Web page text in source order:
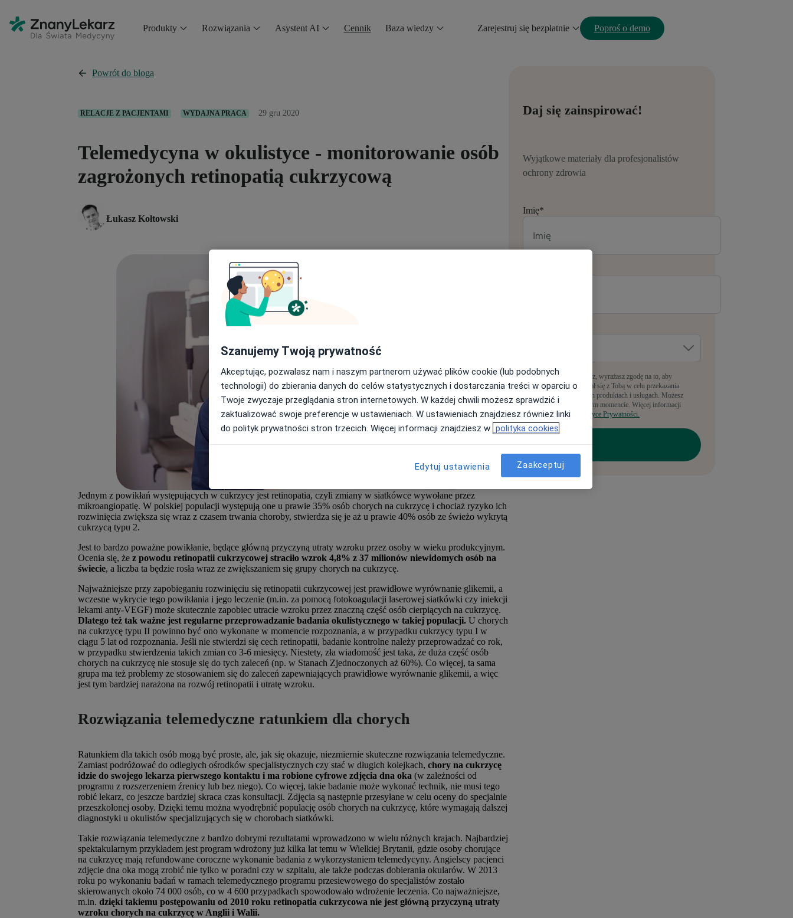
Produkty Rozwiązania Asystent AI Cennik Baza wiedzy Zarejestruj się bezpłatnie Poproś o demo
Powrót do bloga
RELACJE Z PACJENTAMI WYDAJNA PRACA 29 gru 2020
Telemedycyna w okulistyce - monitorowanie osób
zagrożonych retinopatią cukrzycową
Łukasz Kołtowski
Jednym z powikłań występujących w cukrzycy jest retinopatia, czyli zmiany w siatkówce wywołane przez
mikroangiopatię. W polskiej populacji występują one u prawie 35% osób chorych na cukrzycę i chociaż ryzyko ich
rozwinięcia zwiększa się wraz z czasem trwania choroby, stwierdza się je aż u prawie 40% osób ze świeżo wykrytą
cukrzycą typu 2.
Jest to bardzo poważne powikłanie, będące główną przyczyną utraty wzroku przez osoby w wieku produkcyjnym.
Ocenia się, że z powodu retinopatii cukrzycowej straciło wzrok 4,8% z 37 milionów niewidomych osób na
świecie, a liczba ta będzie rosła wraz ze zwiększaniem się grupy chorych na cukrzycę.
Najważniejsze przy zapobieganiu rozwinięciu się retinopatii cukrzycowej jest prawidłowe wyrównanie glikemii, a
wczesne wykrycie tego powikłania i jego leczenie (m.in. za pomocą fotokoagulacji laserowej siatkówki czy iniekcji
lekami anty-VEGF) może skutecznie zapobiec utracie wzroku przez znaczną część osób cierpiących na cukrzycę.
Dlatego też tak ważne jest regularne przeprowadzanie badania okulistycznego w takiej populacji. U chorych
na cukrzycę typu II powinno być ono wykonane w momencie rozpoznania, a w przypadku cukrzycy typu I w
ciągu 5 lat od rozpoznania. Jeśli nie stwierdzi się cech retinopatii, badanie kontrolne należy przeprowadzać co rok,
w przypadku stwierdzenia takich zmian co 3-6 miesięcy. Niestety, zła wiadomość jest taka, że duża część osób
chorych na cukrzycę nie stosuje się do tych zaleceń (np. w Stanach Zjednoczonych aż 60%). Co więcej, ta sama
grupa ma też problemy ze stosowaniem się do zaleceń zapewniających prawidłowe wyrównanie glikemii, a więc
jest tym bardziej narażona na rozwój retinopatii i utratę wzroku.
Rozwiązania telemedyczne ratunkiem dla chorych
Ratunkiem dla takich osób mogą być proste, ale, jak się okazuje, niezmiernie skuteczne rozwiązania telemedyczne.
Zamiast podróżować do odległych ośrodków specjalistycznych czy stać w długich kolejkach, chory na cukrzycę
idzie do swojego lekarza pierwszego kontaktu i ma robione cyfrowe zdjęcia dna oka (w zależności od
programu z rozszerzeniem źrenicy lub bez niego). Co więcej, takie badanie może wykonać technik, nie musi tego
robić lekarz, co jeszcze bardziej skraca czas konsultacji. Zdjęcia są następnie przesyłane w celu oceny do specjalnie
przeszkolonej osoby. Dzięki temu można wyodrębnić populację osób chorych na cukrzycę, które wymagają dalszej
diagnostyki u okulistów specjalizujących się w chorobach siatkówki.
Takie rozwiązania telemedyczne z bardzo dobrymi rezultatami wprowadzono w wielu różnych krajach. Najbardziej
spektakularnym przykładem jest program wdrożony już kilka lat temu w Wielkiej Brytanii, gdzie osoby chorujące
na cukrzycę mają refundowane coroczne wykonanie badania z wykorzystaniem telemedycyny. Angielscy pacjenci
zdjęcie dna oka mogą zrobić nie tylko w poradni czy w szpitalu, ale także podczas dobierania okularów. W 2013
roku po wykonaniu badań w ramach telemedycznego programu przesiewowego do specjalistów zostało
skierowanych około 74 000 osób, co w 4 600 przypadkach spowodowało wdrożenie leczenia. Co najważniejsze,
m.in. dzięki takiemu postępowaniu od 2010 roku retinopatia cukrzycowa nie jest główną przyczyną utraty
wzroku chorych na cukrzycę w Anglii i Walii.
Daj się zainspirować!
Wyjątkowe materiały dla profesjonalistów
ochrony zdrowia
Imię*
Wypełniając ten formularz, wyrażasz zgodę na to, aby
ZnanyLekarz kontaktował się z Tobą w celu przekazania
informacji o powiązanych produktach i usługach. Możesz
zrezygnować w dowolnym momencie. Więcej informacji
znajdziesz w naszej
Polityce Prywatności.
Szanujemy Twoją prywatność
Akceptując, pozwalasz nam i naszym partnerom używać plików cookie (lub podobnych
technologii) do zbierania danych do celów statystycznych i dostarczania treści w oparciu o
Twoje zwyczaje przeglądania stron internetowych. W każdej chwili możesz sprawdzić i
zaktualizować swoje preferencje w ustawieniach. W ustawieniach znajdziesz również linki
do polityk prywatności stron trzecich. Więcej informacji znajdziesz w polityka cookies
Edytuj ustawienia Zaakceptuj